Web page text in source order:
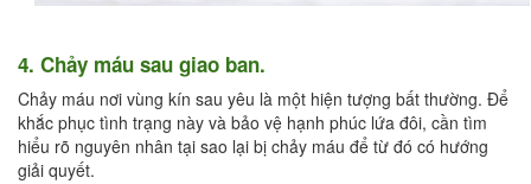
4. Chảy máu sau giao ban.
Chảy máu nơi vùng kín sau yêu là một hiện tượng bất thường. Để
khắc phục tình trạng này và bảo vệ hạnh phúc lứa đôi, cần tìm
hiểu rõ nguyên nhân tại sao lại bị chảy máu để từ đó có hướng
giải quyết.